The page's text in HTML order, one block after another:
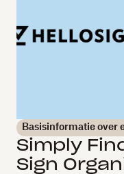
Basisinformatie over
Simply
Sign